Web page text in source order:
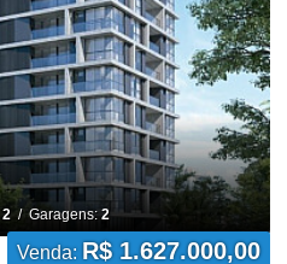
2/ Garagens:2
Venda: R$ 1.627.000,00